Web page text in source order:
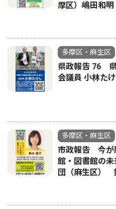
摩区）嶋田和明
多摩区・麻生区
県政報告 76
会議員 小林た
多摩区・麻生区
市政報告 今が
館・図書館の
団（麻生区）